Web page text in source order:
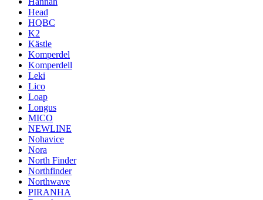
Head
HQBC
K2
Kästle
Komperdel
Komperdell
Leki
Lico
Loap
Longus
MICO
NEWLINE
Nohavice
Nora
North Finder
Northfinder
Northwave
PIRANHA